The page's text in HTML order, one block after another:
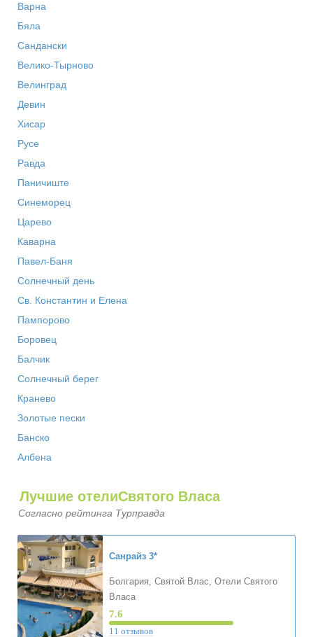
Варна
Бяла
Сандански
Велико-Тырново
Велинград
Девин
Хисар
Русе
Равда
Паничиште
Синеморец
Царево
Каварна
Павел-Баня
Солнечный день
Св. Константин и Елена
Пампорово
Боровец
Балчик
Солнечный берег
Кранево
Золотые пески
Банско
Албена
Лучшие отелиСвятого Власа
Согласно рейтинга Турправда
Санрайз 3*
Болгария, Святой Влас, Отели Святого
Власа
7.6
11 отзывов